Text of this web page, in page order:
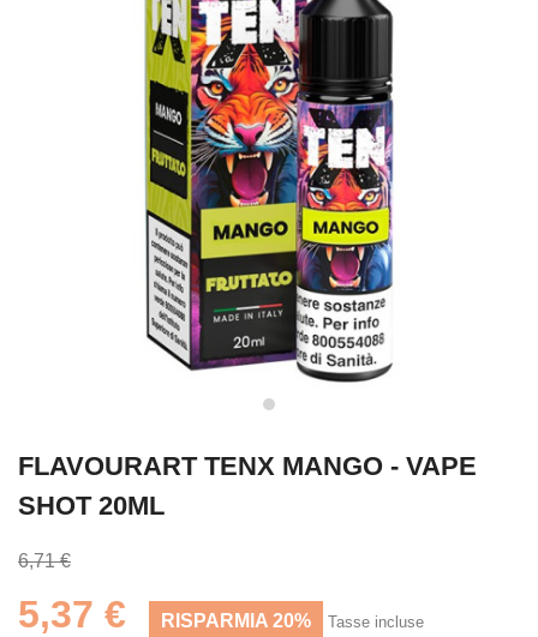
FLAVOURART TENX MANGO - VAPE
SHOT 20ML
6,71 €
5,37 € RISPARMIA 20% Tasse incluse